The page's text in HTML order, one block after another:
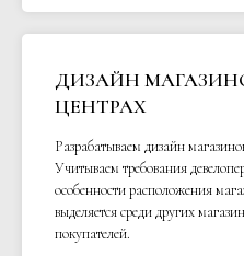
ДИЗАЙН
ЦЕНТРАХ
Разрабатываем дизайн
Учитываем требования
особенности расположения
выделяется среди других
покупателей.